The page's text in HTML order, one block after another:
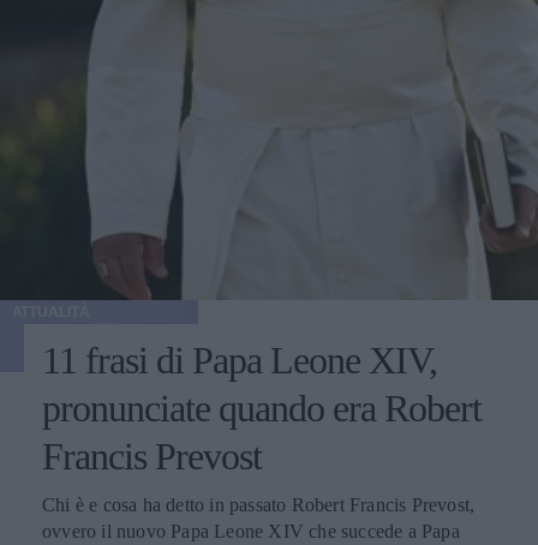
11 frasi di Papa Leone XIV,
pronunciate quando era Robert
Francis Prevost
Chi è e cosa ha detto in passato Robert Francis Prevost,
ovvero il nuovo Papa Leone XIV che succede a Papa